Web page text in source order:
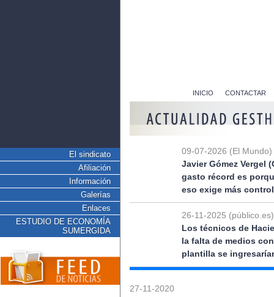
El sindicato
Afiliación
Información
Galerías
Enlaces
ESTUDIO DE ECONOMÍA
SUMERGIDA
INICIO CONTACTAR
09-07-2026 (El Mundo)
Javier Gómez Vergel
gasto récord es
eso exige más
26-11-2025 (público.es)
Los técnicos de
la falta de medios
plantilla se
27-11-2020